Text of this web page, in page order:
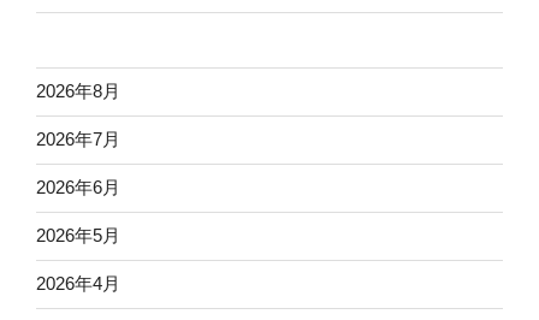
2026年8月
2026年7月
2026年6月
2026年5月
2026年4月